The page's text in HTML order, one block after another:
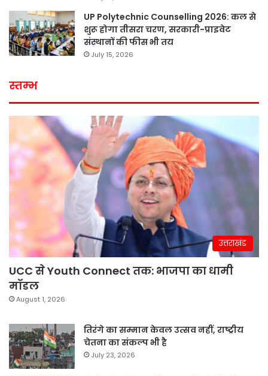
UP Polytechnic Counselling 2026: कल से
शुरू होगा तीसरा चरण, सरकारी-प्राइवेट
संस्थानों की फीस भी तय
July 15, 2026
स्तम्भ
उत्तराखंड
UCC से Youth Connect तक: भाजपा का धामी
मॉडल
August 1, 2026
तिरंगे का सम्मान केवल उत्सव नहीं, राष्ट्रीय
चेतना का संकल्प भी है
July 23, 2026